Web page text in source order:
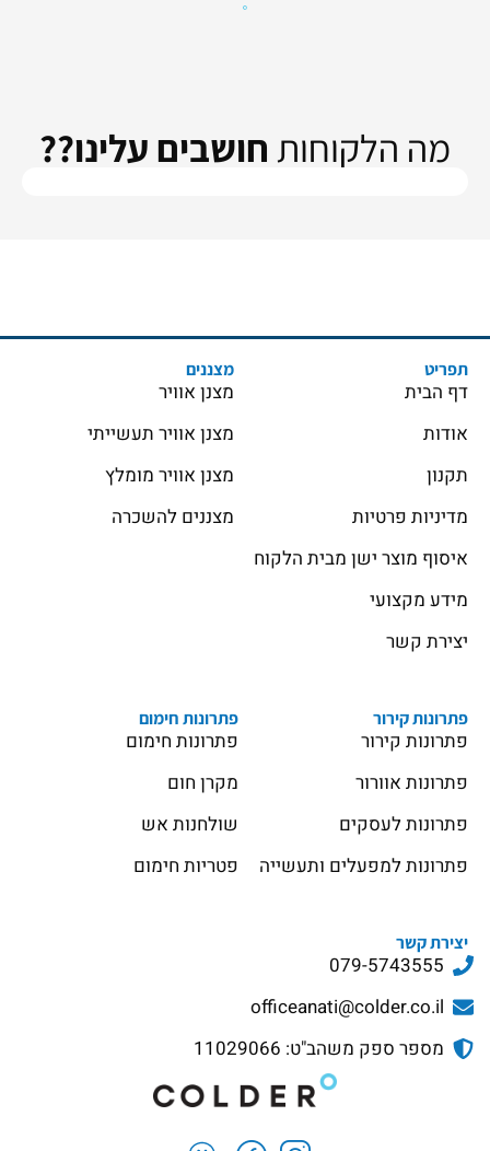
מה הלקוחות חושבים עלינו??
תפריט
דף הבית
אודות
תקנון
מדיניות פרטיות
איסוף מוצר ישן מבית הלקוח
מידע מקצועי
יצירת קשר
מצננים
מצנן אוויר
מצנן אוויר תעשייתי
מצנן אוויר מומלץ
מצננים להשכרה
פתרונות קירור
פתרונות קירור
פתרונות אוורור
פתרונות לעסקים
פתרונות למפעלים ותעשייה
פתרונות חימום
פתרונות חימום
מקרן חום
שולחנות אש
פטריות חימום
יצירת קשר
079-5743555
officeanati@colder.co.il
מספר ספק משהב"ט: 11029066